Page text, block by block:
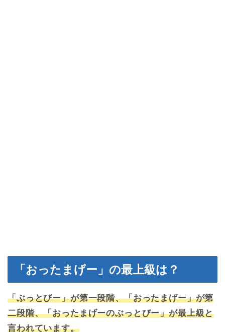
「おったまげー」の最上級は？
「ぶっとびー」が第一段階、「おったまげー」が第
二段階、「おったまげーのぶっとびー」が最上級と
言われています。